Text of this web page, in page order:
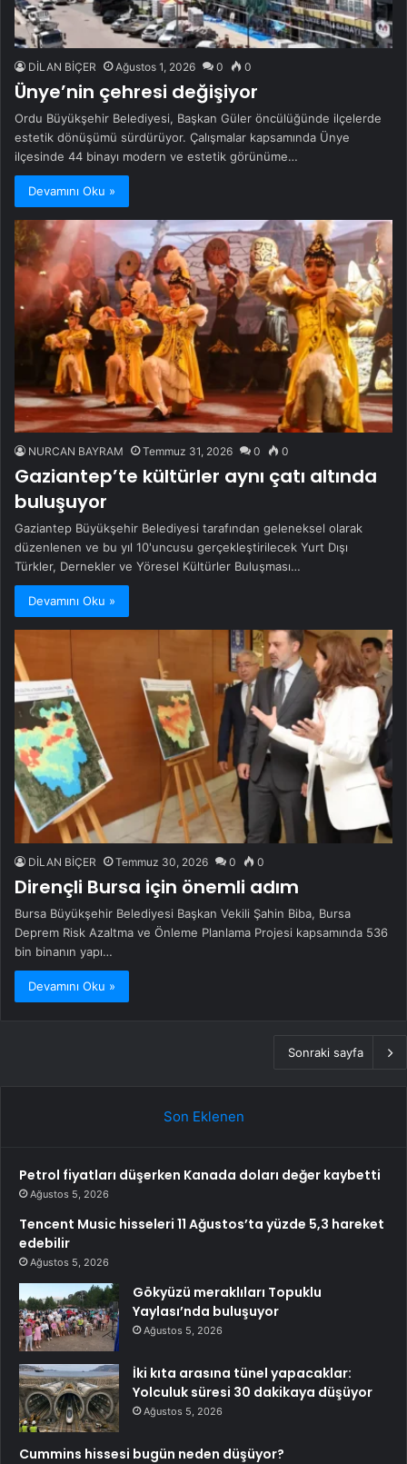
DİLAN BİÇER Ağustos 1, 2026 0 0
Ünye’nin çehresi değişiyor
Ordu Büyükşehir Belediyesi, Başkan Güler öncülüğünde ilçelerde
estetik dönüşümü sürdürüyor. Çalışmalar kapsamında Ünye
ilçesinde 44 binayı modern ve estetik görünüme…
Devamını Oku »
NURCAN BAYRAM Temmuz 31, 2026 0 0
Gaziantep’te kültürler aynı çatı altında
buluşuyor
Gaziantep Büyükşehir Belediyesi tarafından geleneksel olarak
düzenlenen ve bu yıl 10'uncusu gerçekleştirilecek Yurt Dışı
Türkler, Dernekler ve Yöresel Kültürler Buluşması…
Devamını Oku »
DİLAN BİÇER Temmuz 30, 2026 0 0
Dirençli Bursa için önemli adım
Bursa Büyükşehir Belediyesi Başkan Vekili Şahin Biba, Bursa
Deprem Risk Azaltma ve Önleme Planlama Projesi kapsamında 536
bin binanın yapı…
Devamını Oku »
Sonraki sayfa
Son Eklenen
Petrol fiyatları düşerken Kanada doları değer kaybetti
Ağustos 5, 2026
Tencent Music hisseleri 11 Ağustos’ta yüzde 5,3 hareket
edebilir
Ağustos 5, 2026
Gökyüzü meraklıları Topuklu
Yaylası’nda buluşuyor
Ağustos 5, 2026
İki kıta arasına tünel yapacaklar:
Yolculuk süresi 30 dakikaya düşüyor
Ağustos 5, 2026
Cummins hissesi bugün neden düşüyor?